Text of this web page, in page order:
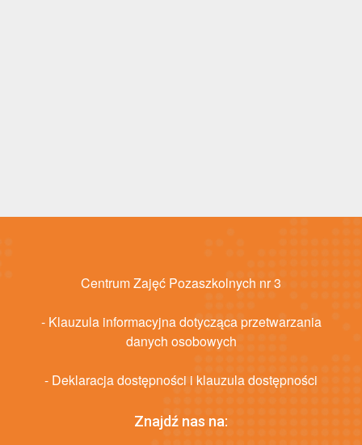
Centrum Zajęć Pozaszkolnych nr 3
- Klauzula informacyjna dotycząca przetwarzania
danych osobowych
- Deklaracja dostępności i klauzula dostępności
Znajdź nas na: